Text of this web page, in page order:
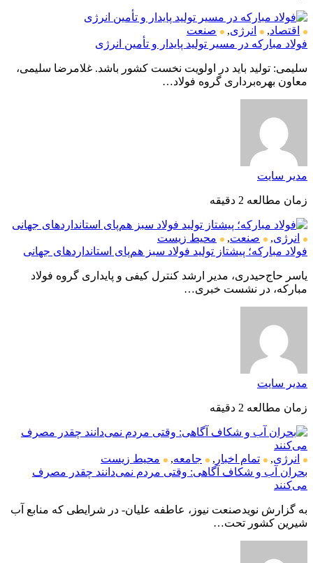
اقتصاد, انرژی,
صنعت
فولاد مبارکه در مسیر تولید پایدار و تأمین انرژی
سلیمی: تولید باید در اولویت نخست کشور باشد. غلامرضا سلیمی،
معاون بهره‌برداری گروه فولاد…
مدیر سایت
زمان مطالعه 2 دقیقه
انرژی, صنعت,
محیط زیست
فولاد مبارکه؛ پیشتاز تولید فولاد سبز هم‌پای استانداردهای جهانی
یاسر حاج‌حیدری، مدیر ارشد کنترل کیفی و پایداری گروه فولاد
مبارکه، در نشست خبری…
مدیر سایت
زمان مطالعه 2 دقیقه
انرژی, تمام اخبار , جامعه,
محیط زیست
بحران آب و شکاف آگاهی: وقتی مردم نمی‌دانند چقدر مصرف
می‌کنند
به گزارش نویدصنعت نیوز، عاطفه علیان- در شرایطی که منابع آب
شیرین کشور تحت…